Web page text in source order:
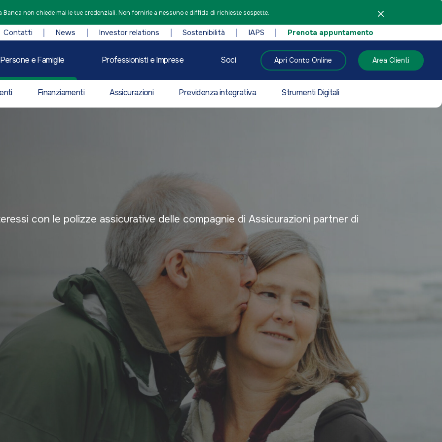
non chiede mai le tue credenziali. Non fornirle a nessuno e diffida di richieste sospette.
Contatti News Investor relations Sostenibilità IAPS Prenota appuntamento
Persone e Famiglie Professionisti e Imprese Soci Apri Conto Online Area Clienti
Finanziamenti Assicurazioni Previdenza integrativa Strumenti Digitali
con le polizze assicurative delle compagnie di Assicurazioni partner di